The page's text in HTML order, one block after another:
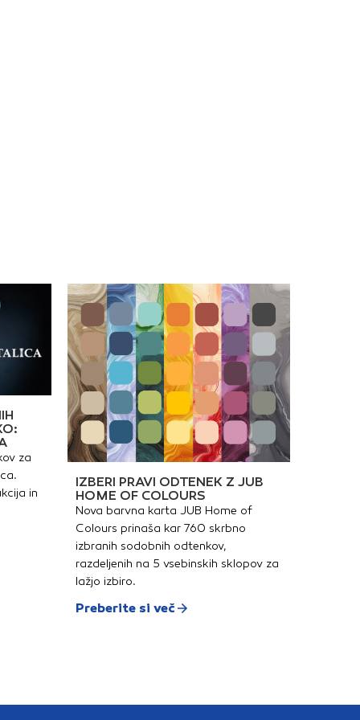
za
in
IZBERI PRAVI ODTENEK Z JUB
HOME OF COLOURS
Nova barvna karta JUB Home of
Colours prinaša kar 760 skrbno
izbranih sodobnih odtenkov,
razdeljenih na 5 vsebinskih sklopov za
lažjo izbiro.
Preberite si več